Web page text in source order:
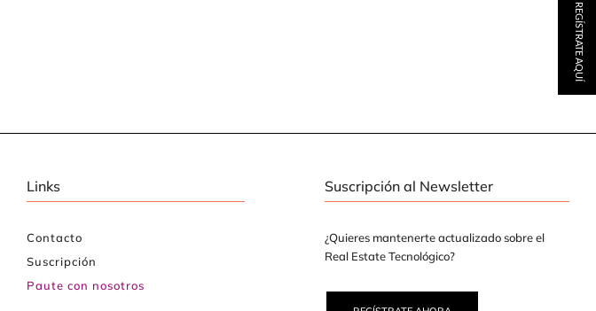
Links
Contacto
Suscripción
Paute con nosotros
Suscripción al Newsletter
¿Quieres mantenerte actualizado sobre el
Real Estate Tecnológico?
REGÍSTRATE AQUÍ